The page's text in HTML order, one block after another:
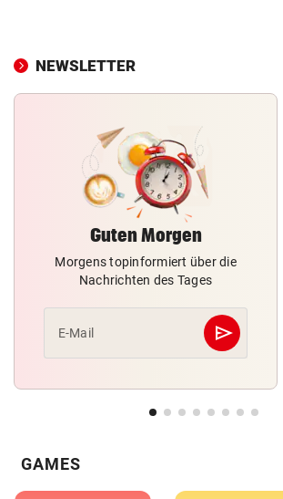
NEWSLETTER
Guten Morgen
Morgens topinformiert über die
Nachrichten des Tages
E-Mail send
Abschicken
GAMES